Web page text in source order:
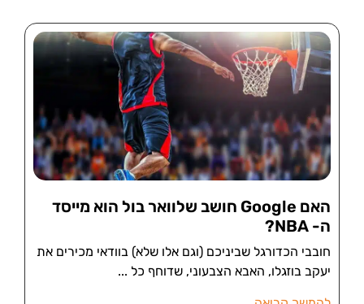
האם Google חושב שלוואר בול הוא מייסד
ה- NBA?
חובבי הכדורגל שביניכם (וגם אלו שלא) בוודאי מכירים את
יעקב בוזגלו, האבא הצבעוני, שדוחף כל